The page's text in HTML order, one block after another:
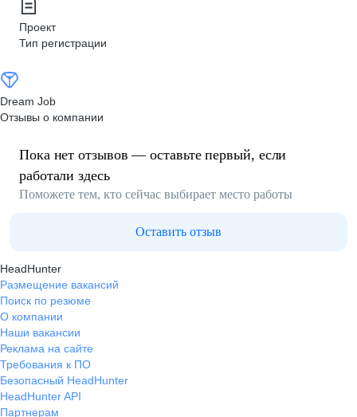
Проект
Тип регистрации
Dream Job
Отзывы о компании
Пока нет отзывов — оставьте первый, если
работали здесь
Поможете тем, кто сейчас выбирает место работы
Оставить отзыв
HeadHunter
Размещение вакансий
Поиск по резюме
О компании
Наши вакансии
Реклама на сайте
Требования к ПО
Безопасный HeadHunter
HeadHunter API
Партнерам